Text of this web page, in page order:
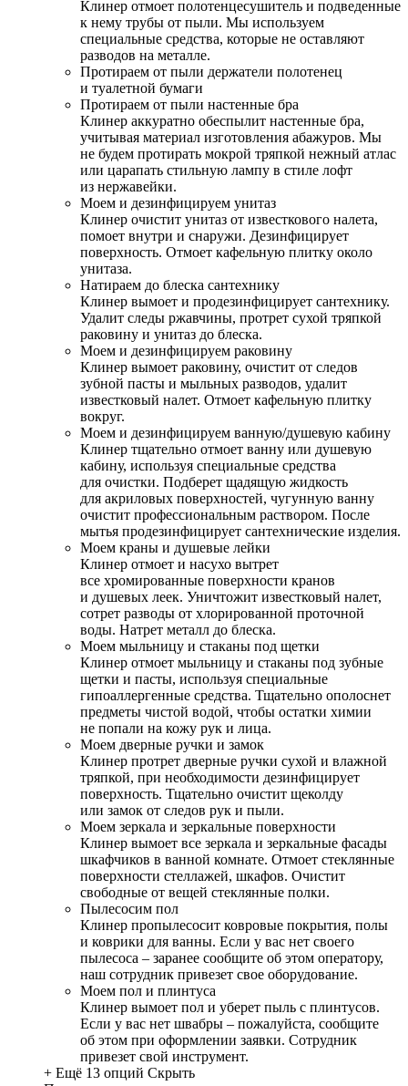
Клинер отмоет полотенцесушитель и подведенные
к нему трубы от пыли. Мы используем
специальные средства, которые не оставляют
разводов на металле.
Протираем от пыли держатели полотенец
и туалетной бумаги
Протираем от пыли настенные бра
Клинер аккуратно обеспылит настенные бра,
учитывая материал изготовления абажуров. Мы
не будем протирать мокрой тряпкой нежный атлас
или царапать стильную лампу в стиле лофт
из нержавейки.
Моем и дезинфицируем унитаз
Клинер очистит унитаз от известкового налета,
помоет внутри и снаружи. Дезинфицирует
поверхность. Отмоет кафельную плитку около
унитаза.
Натираем до блеска сантехнику
Клинер вымоет и продезинфицирует сантехнику.
Удалит следы ржавчины, протрет сухой тряпкой
раковину и унитаз до блеска.
Моем и дезинфицируем раковину
Клинер вымоет раковину, очистит от следов
зубной пасты и мыльных разводов, удалит
известковый налет. Отмоет кафельную плитку
вокруг.
Моем и дезинфицируем ванную/душевую кабину
Клинер тщательно отмоет ванну или душевую
кабину, используя специальные средства
для очистки. Подберет щадящую жидкость
для акриловых поверхностей, чугунную ванну
очистит профессиональным раствором. После
мытья продезинфицирует сантехнические изделия.
Моем краны и душевые лейки
Клинер отмоет и насухо вытрет
все хромированные поверхности кранов
и душевых леек. Уничтожит известковый налет,
сотрет разводы от хлорированной проточной
воды. Натрет металл до блеска.
Моем мыльницу и стаканы под щетки
Клинер отмоет мыльницу и стаканы под зубные
щетки и пасты, используя специальные
гипоаллергенные средства. Тщательно ополоснет
предметы чистой водой, чтобы остатки химии
не попали на кожу рук и лица.
Моем дверные ручки и замок
Клинер протрет дверные ручки сухой и влажной
тряпкой, при необходимости дезинфицирует
поверхность. Тщательно очистит щеколду
или замок от следов рук и пыли.
Моем зеркала и зеркальные поверхности
Клинер вымоет все зеркала и зеркальные фасады
шкафчиков в ванной комнате. Отмоет стеклянные
поверхности стеллажей, шкафов. Очистит
свободные от вещей стеклянные полки.
Пылесосим пол
Клинер пропылесосит ковровые покрытия, полы
и коврики для ванны. Если у вас нет своего
пылесоса – заранее сообщите об этом оператору,
наш сотрудник привезет свое оборудование.
Моем пол и плинтуса
Клинер вымоет пол и уберет пыль с плинтусов.
Если у вас нет швабры – пожалуйста, сообщите
об этом при оформлении заявки. Сотрудник
привезет свой инструмент.
+ Ещё 13 опций Скрыть